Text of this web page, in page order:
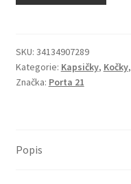
Odpočívadla pro kočky
Pamlsky pro kočky
SKU: 34134907289
Kategorie: Kapsičky, Kočky,
Značka: Porta 21
Popis